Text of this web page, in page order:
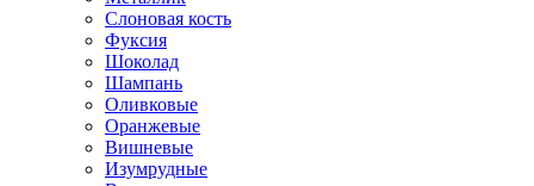
Слоновая кость
Фуксия
Шоколад
Шампань
Оливковые
Оранжевые
Вишневые
Изумрудные